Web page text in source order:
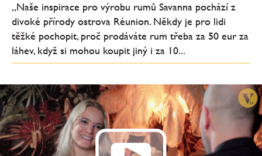
„Naše inspirace pro výrobu rumů Savanna pochází z
divoké přírody ostrova Réunion. Někdy je pro lidi
těžké pochopit, proč prodáváte rum třeba za 50 eur za
láhev, když si mohou koupit jiný i za 10...